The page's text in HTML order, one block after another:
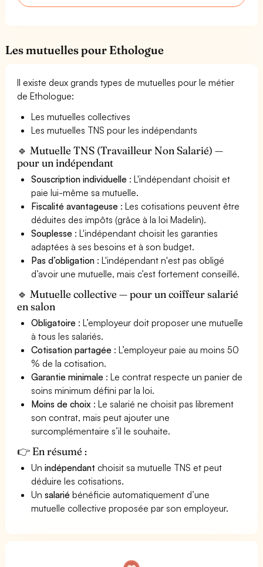
Les mutuelles pour Ethologue
Il existe deux grands types de mutuelles pour le métier
de Ethologue:
Les mutuelles collectives
Les mutuelles TNS pour les indépendants
🔹 Mutuelle TNS (Travailleur Non Salarié) —
pour un indépendant
Souscription individuelle : L'indépendant choisit et
paie lui-même sa mutuelle.
Fiscalité avantageuse : Les cotisations peuvent être
déduites des impôts (grâce à la loi Madelin).
Souplesse : L'indépendant choisit les garanties
adaptées à ses besoins et à son budget.
Pas d’obligation : L'indépendant n'est pas obligé
d’avoir une mutuelle, mais c’est fortement conseillé.
🔹 Mutuelle collective — pour un coiffeur salarié
en salon
Obligatoire : L’employeur doit proposer une mutuelle
à tous les salariés.
Cotisation partagée : L’employeur paie au moins 50
% de la cotisation.
Garantie minimale : Le contrat respecte un panier de
soins minimum défini par la loi.
Moins de choix : Le salarié ne choisit pas librement
son contrat, mais peut ajouter une
surcomplémentaire s’il le souhaite.
👉 En résumé :
Unindépendant choisit sa mutuelle TNS et peut
déduire les cotisations.
Unsalarié bénéficie automatiquement d’une
mutuelle collective proposée par son employeur.